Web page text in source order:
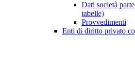
Dati società
tabelle)
Provvedimenti
Enti di diritto privato